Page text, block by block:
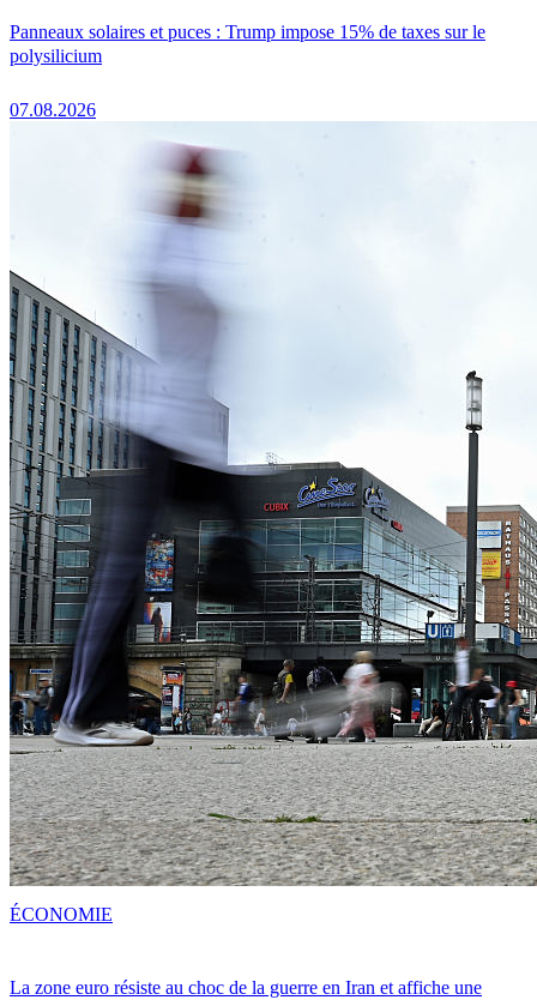
Panneaux solaires et puces : Trump impose 15% de taxes sur le
polysilicium
07.08.2026
La zone euro résiste au choc de la guerre en Iran et affiche une
ÉCONOMIE